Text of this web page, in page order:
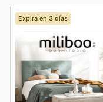
Expira en 3 días